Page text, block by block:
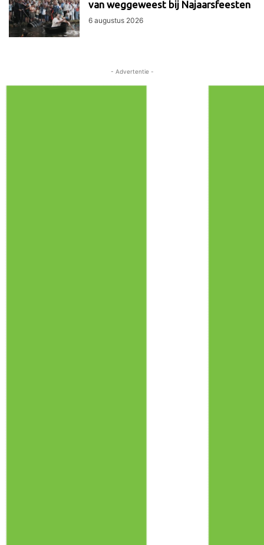
van weggeweest bij Najaarsfeesten
6 augustus 2026
- Advertentie -